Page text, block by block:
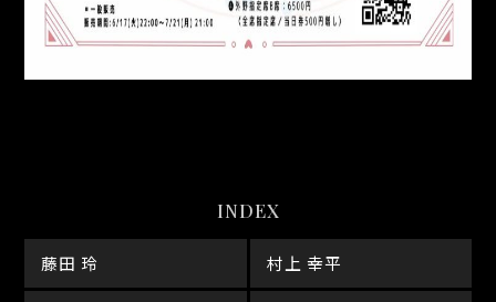
INDEX
藤田 玲 村上 幸平